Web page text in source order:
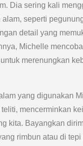
Dia sering kali
seperti
detail yang
Michelle
merenungkan
yang digunakan
mencerminkan
kita. Bayangkan
rimbun atau di